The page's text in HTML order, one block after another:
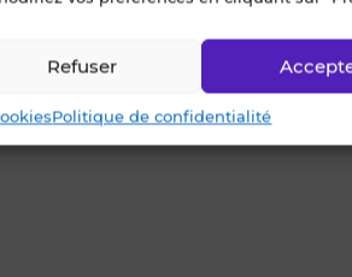
Refuser
Politique de confidentialité